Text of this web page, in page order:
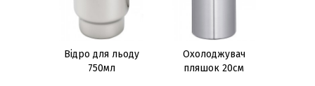
Чарки
Кухлі
Глеки
Графіни
Відро для льоду
750мл
Охолоджувач
пляшок 20см